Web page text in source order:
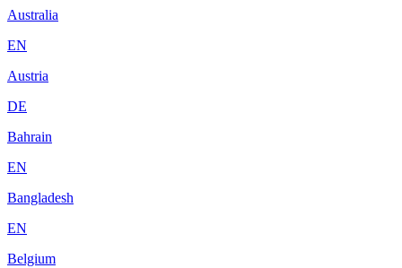
Australia
EN
Austria
DE
Bahrain
EN
Bangladesh
EN
Belgium